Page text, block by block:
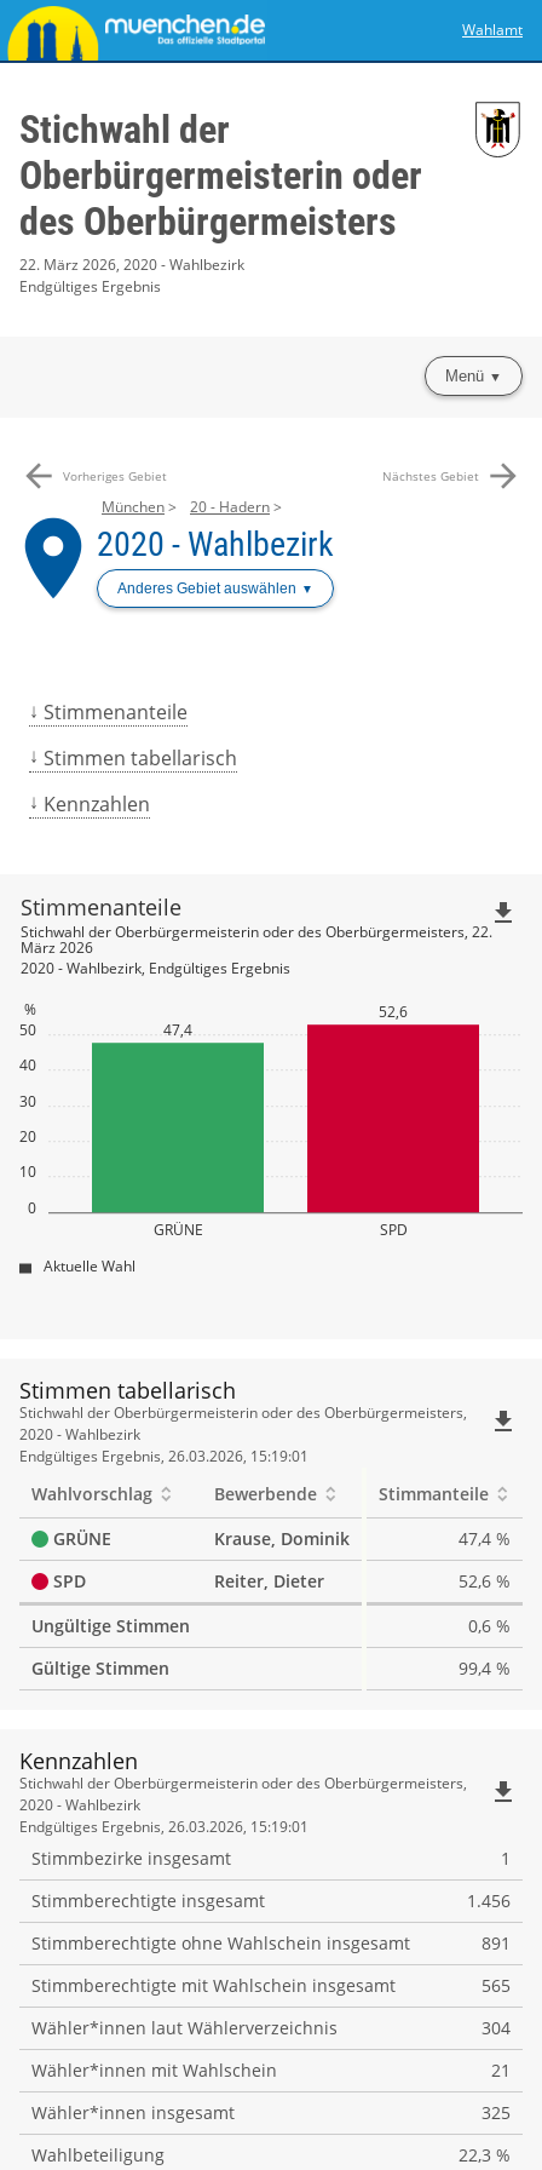
Wahlamt
Stichwahl der
Oberbürgermeisterin oder
des Oberbürgermeisters
22. März 2026, 2020 - Wahlbezirk
Endgültiges Ergebnis
Menü
arrow_back Vorheriges Gebiet Nächstes Gebiet arrow_forward
place
München 20 - Hadern
2020 - Wahlbezirk
Anderes Gebiet auswählen
Stimmenanteile
Stimmen tabellarisch
Kennzahlen
0
10
20
30
40
50
%
GRÜNE SPD
47,4
52,6
Stimmenanteile
Stichwahl der Oberbürgermeisterin oder des Oberbürgermeisters, 22.
März 2026
2020 - Wahlbezirk, Endgültiges Ergebnis
Aktuelle Wahl
file_download
Stimmen tabellarisch
Stimmen
tabellarisch
Stichwahl der Oberbürgermeisterin oder des Oberbürgermeisters,
2020 - Wahlbezirk
Endgültiges Ergebnis, 26.03.2026, 15:19:01
file_download
Wahlvorschlag Bewerbende
Stimmanteile
GRÜNE
Krause, Dominik
47,4 %
SPD
Reiter, Dieter
52,6 %
Ungültige Stimmen
0,6 %
Gültige Stimmen
99,4 %
Kennzahlen
Kennzahlen
Stichwahl der Oberbürgermeisterin oder des Oberbürgermeisters,
2020 - Wahlbezirk
Endgültiges Ergebnis, 26.03.2026, 15:19:01
file_download
Stimmbezirke insgesamt
1
Stimmberechtigte insgesamt
1.456
Stimmberechtigte ohne Wahlschein insgesamt
891
Stimmberechtigte mit Wahlschein insgesamt
565
Wähler*innen laut Wählerverzeichnis
304
Wähler*innen mit Wahlschein
21
Wähler*innen insgesamt
325
Wahlbeteiligung
22,3 %